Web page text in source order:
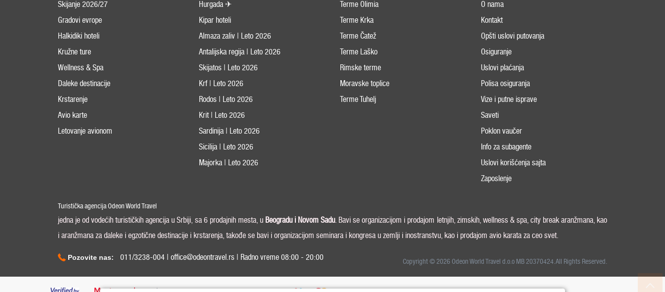
Skijanje 2026/27
Gradovi evrope
Halkidiki hoteli
Kružne ture
Wellness & Spa
Daleke destinacije
Krstarenje
Avio karte
Letovanje avionom
Hurgada ✈
Kipar hoteli
Almaza zaliv | Leto 2026
Antalijska regija | Leto 2026
Skijatos | Leto 2026
Krf | Leto 2026
Rodos | Leto 2026
Krit | Leto 2026
Sardinija | Leto 2026
Sicilija | Leto 2026
Majorka | Leto 2026
Terme Olimia
Terme Krka
Terme Čatež
Terme Laško
Rimske terme
Moravske toplice
Terme Tuhelj
O nama
Kontakt
Opšti uslovi putovanja
Osiguranje
Uslovi plaćanja
Polisa osiguranja
Vize i putne isprave
Saveti
Poklon vaučer
Info za subagente
Uslovi korišćenja sajta
Zaposlenje
Turistička agencija Odeon World Travel
jedna je od vodećih turističkih agencija u Srbiji, sa 6 prodajnih mesta, u Beogradu i Novom Sadu. Bavi se organizacijom i prodajom letnjih, zimskih, wellness & spa, city break aranžmana, kao
i aranžmana za daleke i egzotične destinacije i krstarenja, takođe se bavi i organizacijom seminara i kongresa u zemlji i inostranstvu, kao i prodajom avio karata za ceo svet.
Pozovite nas: 011/3238-004 | office@odeontravel.rs | Radno vreme 08:00 - 20:00 Copyright © 2026 Odeon World Travel d.o.o MB 20370424. All Rights Reserved.